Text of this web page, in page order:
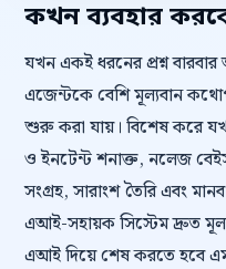
কখন ব্যবহার
যখন একই ধরনের প্রশ্ন
এজেন্টকে বেশি মূল্যবান
শুরু করা যায়। বিশেষ করে
ও ইনটেন্ট শনাক্ত, নলেজ
সংগ্রহ, সারাংশ তৈরি এবং
এআই-সহায়ক সিস্টেম দ্রুত
এআই দিয়ে শেষ করতে হবে